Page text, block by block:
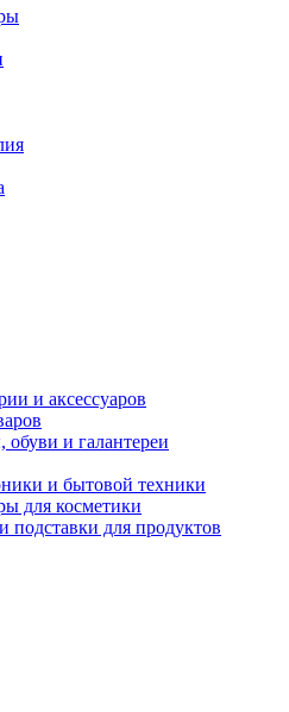
и аксессуаров
и галантереи
и бытовой техники
для косметики
подставки для продуктов